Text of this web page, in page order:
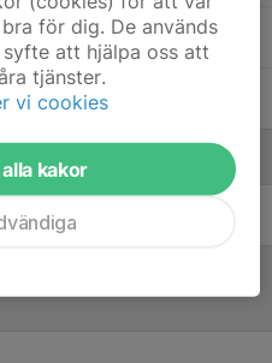
för dig. De används
att hjälpa oss att
tjänster.
vi cookies
kakor